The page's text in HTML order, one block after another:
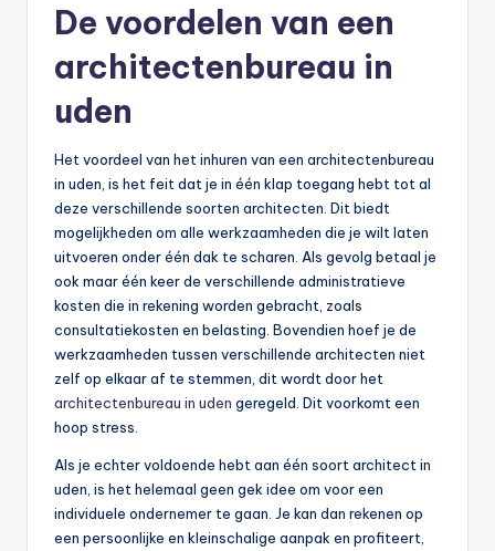
De voordelen van een
architectenbureau in
uden
Het voordeel van het inhuren van een architectenbureau
in uden, is het feit dat je in één klap toegang hebt tot al
deze verschillende soorten architecten. Dit biedt
mogelijkheden om alle werkzaamheden die je wilt laten
uitvoeren onder één dak te scharen. Als gevolg betaal je
ook maar één keer de verschillende administratieve
kosten die in rekening worden gebracht, zoals
consultatiekosten en belasting. Bovendien hoef je de
werkzaamheden tussen verschillende architecten niet
zelf op elkaar af te stemmen, dit wordt door het
architectenbureau in uden geregeld. Dit voorkomt een
hoop stress.
Als je echter voldoende hebt aan één soort architect in
uden, is het helemaal geen gek idee om voor een
individuele ondernemer te gaan. Je kan dan rekenen op
een persoonlijke en kleinschalige aanpak en profiteert,